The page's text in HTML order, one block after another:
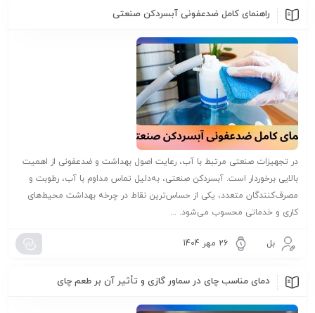
راهنمای کامل ضدعفونی آبسردکن صنعتی
در تجهیزات صنعتی مرتبط با آب، رعایت اصول بهداشت و ضدعفونی از اهمیت
بالایی برخوردار است. آبسردکن صنعتی، به‌دلیل تماس مداوم با آب، رطوبت و
مصرف‌کنندگان متعدد، یکی از حساس‌ترین نقاط در چرخه بهداشت محیط‌های
کاری و خدماتی محسوب می‌شود. ...
بل 26 مهر 1404
دمای مناسب چای در سماور گازی و تأثیر آن بر طعم چای